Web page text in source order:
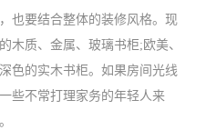
也要结合整体的装修风格。现
木质、金属、玻璃书柜;欧美、
色的实木书柜。如果房间光线
些不常打理家务的年轻人来